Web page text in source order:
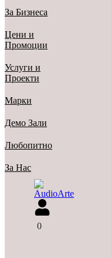
За Бизнеса
Цени и
Промоции
Услуги и
Проекти
Марки
Демо Зали
Любопитно
За Нас
0